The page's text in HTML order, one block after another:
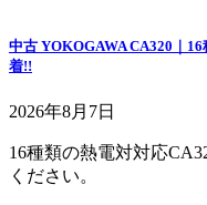
中古 YOKOGAWA CA320｜
着!!
2026年8月7日
16種類の熱電対対応
ください。